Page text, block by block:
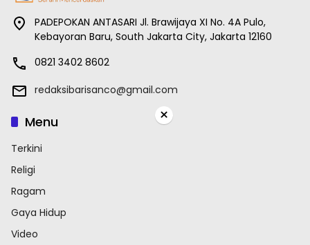
PADEPOKAN ANTASARI Jl. Brawijaya XI No. 4A Pulo,
Kebayoran Baru, South Jakarta City, Jakarta 12160
0821 3402 8602
redaksibarisanco@gmail.com
Menu
Terkini
Religi
Ragam
Gaya Hidup
Video
×